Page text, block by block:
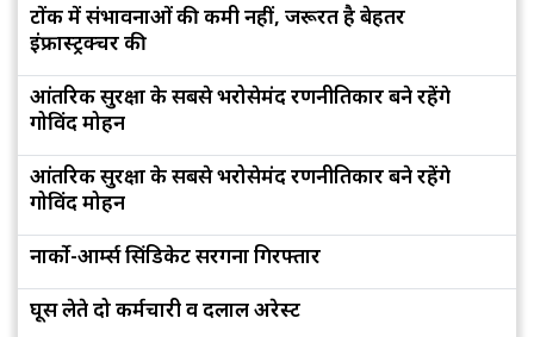
टोंक में संभावनाओं की कमी नहीं, जरूरत है बेहतर
इंफ्रास्ट्रक्चर की
आंतरिक सुरक्षा के सबसे भरोसेमंद रणनीतिकार बने रहेंगे
गोविंद मोहन
आंतरिक सुरक्षा के सबसे भरोसेमंद रणनीतिकार बने रहेंगे
गोविंद मोहन
नार्को-आर्म्स सिंडिकेट सरगना गिरफ्तार
घूस लेते दो कर्मचारी व दलाल अरेस्ट